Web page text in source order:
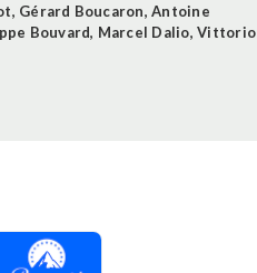
, Gérard Boucaron,Antoine
Bouvard, Marcel Dalio,Vittorio